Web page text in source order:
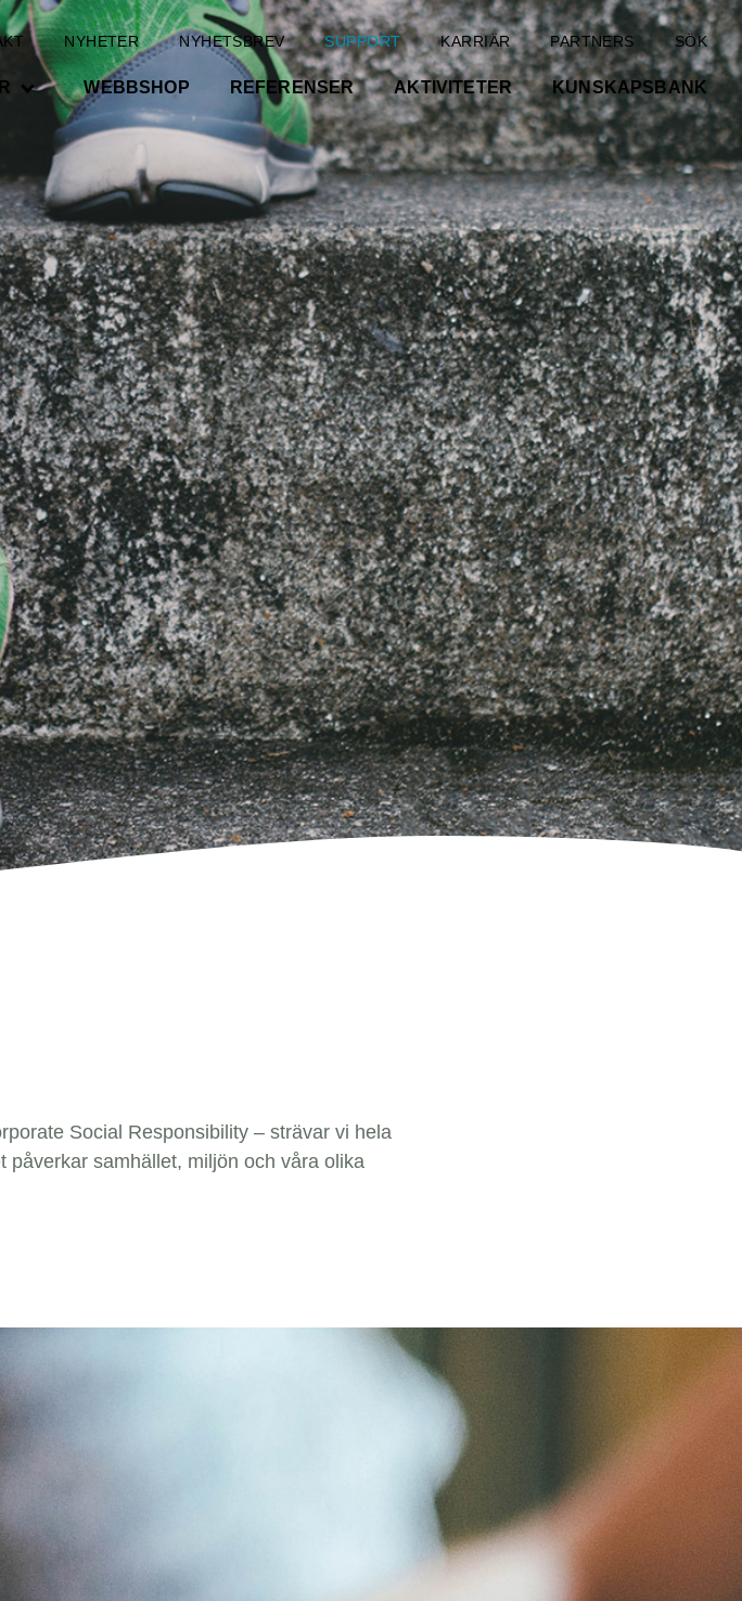
NYHETER NYHETSBREV SUPPORT KARRIÄR PARTNERS SÖK
WEBBSHOP REFERENSER AKTIVITETER KUNSKAPSBANK
Social Responsibility – strävar vi hela
samhället, miljön och våra olika